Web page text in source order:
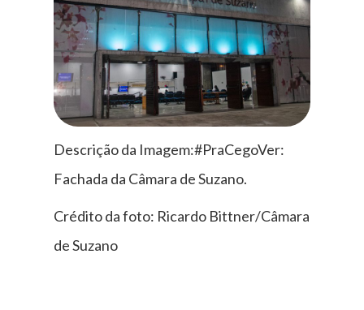
Descrição da Imagem:#PraCegoVer:
Fachada da Câmara de Suzano.
Crédito da foto: Ricardo Bittner/Câmara
de Suzano